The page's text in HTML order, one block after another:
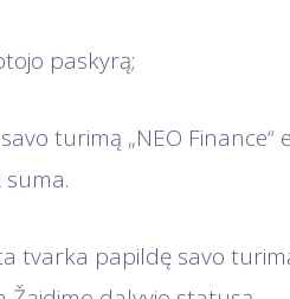
paskyrą;
turimą „NEO Finance“
tvarka papildę savo